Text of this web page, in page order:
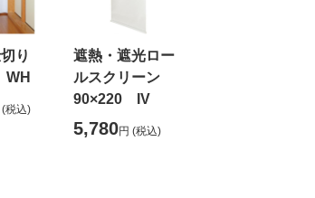
切り
(税込)
遮熱・遮光ロー
ルスクリーン
90×220 IV
5,780円 (税込)